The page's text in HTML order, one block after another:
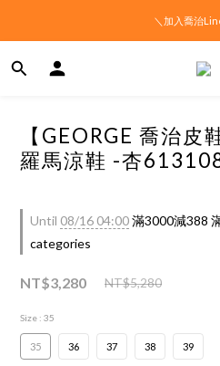
＼加入喬治
【GEORGE 喬治皮
羅馬涼鞋 -杏
Until 08/16 04:00滿3000減388
categories
NT$3,280 NT$5,280
Size : 35
35 36 37 38 39